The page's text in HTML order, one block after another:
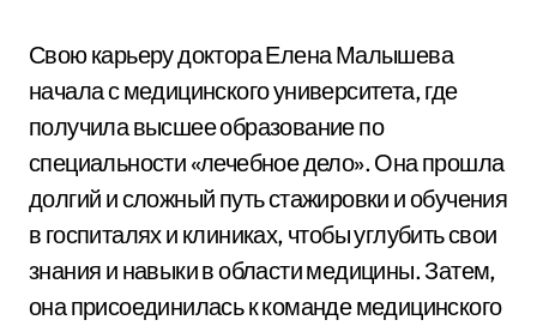
Свою карьеру доктора Елена Малышева
начала с медицинского университета, где
получила высшее образование по
специальности «лечебное дело». Она прошла
долгий и сложный путь стажировки и обучения
в госпиталях и клиниках, чтобы углубить свои
знания и навыки в области медицины. Затем,
она присоединилась к команде медицинского